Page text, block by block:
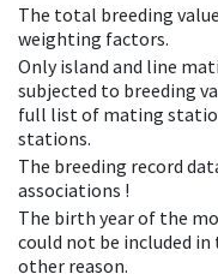
The total breeding
weighting factors.
Only island and line
subjected to breeding
full list of mating
stations.
The breeding record
associations !
The birth year of the
could not be included
other reason.